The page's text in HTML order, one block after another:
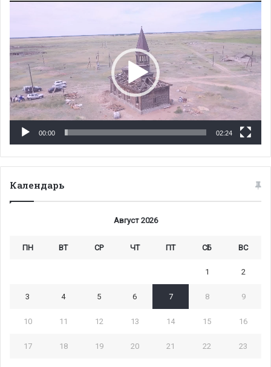
00:00 02:24
Календарь
Август 2026
ПН ВТ СР ЧТ ПТ СБ ВС
1 2
3 4 5 6 7 8 9
10 11 12 13 14 15 16
17 18 19 20 21 22 23